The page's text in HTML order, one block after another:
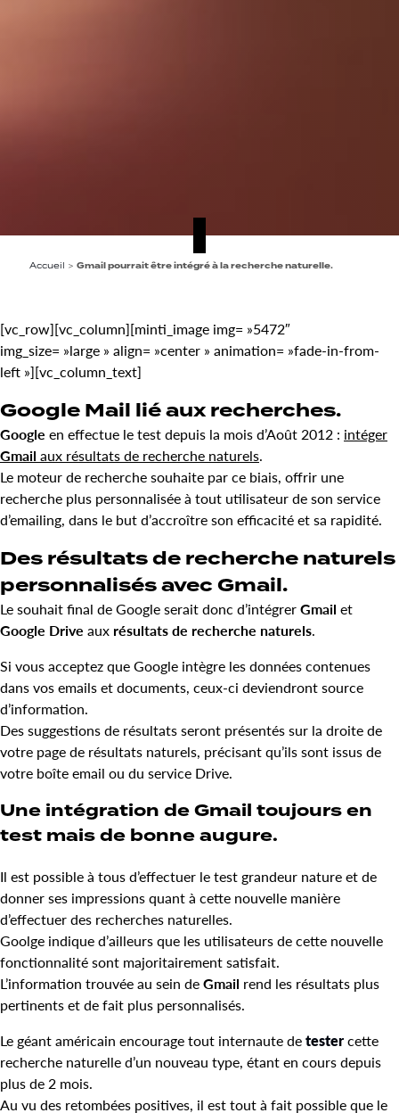
Accueil > Gmail pourrait être intégré à la recherche naturelle.
[vc_row][vc_column][minti_image img= »5472″
img_size= »large » align= »center » animation= »fade-in-from-
left »][vc_column_text]
Google Mail lié aux recherches.
Google en effectue le test depuis la mois d’Août 2012 : intéger
Gmail aux résultats de recherche naturels.
Le moteur de recherche souhaite par ce biais, offrir une
recherche plus personnalisée à tout utilisateur de son service
d’emailing, dans le but d’accroître son efficacité et sa rapidité.
Des résultats de recherche naturels
personnalisés avec Gmail.
Le souhait final de Google serait donc d’intégrerGmail et
Google Drive aux résultats de recherche naturels.
Si vous acceptez que Google intègre les données contenues
dans vos emails et documents, ceux-ci deviendront source
d’information.
Des suggestions de résultats seront présentés sur la droite de
votre page de résultats naturels, précisant qu’ils sont issus de
votre boîte email ou du service Drive.
Une intégration de Gmail toujours en
test mais de bonne augure.
Il est possible à tous d’effectuer le test grandeur nature et de
donner ses impressions quant à cette nouvelle manière
d’effectuer des recherches naturelles.
Goolge indique d’ailleurs que les utilisateurs de cette nouvelle
fonctionnalité sont majoritairement satisfait.
L’information trouvée au sein deGmail rend les résultats plus
pertinents et de fait plus personnalisés.
Le géant américain encourage tout internaute detestercette
recherche naturelle d’un nouveau type, étant en cours depuis
plus de 2 mois.
Au vu des retombées positives, il est tout à fait possible que le